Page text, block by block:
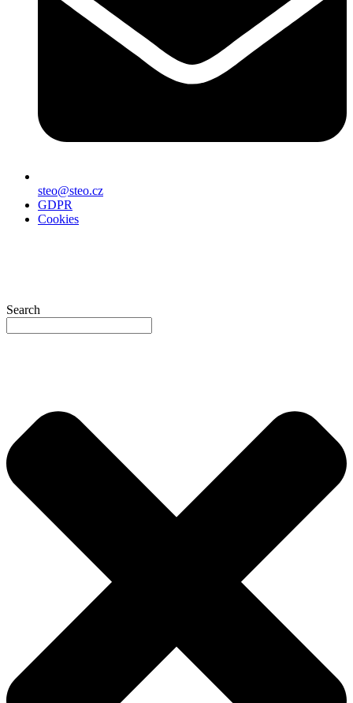
steo@steo.cz
GDPR
Cookies
Search